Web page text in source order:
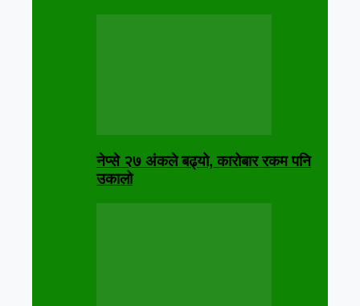
नेप्से २७ अंकले बढ्यो, कारोबार रकम पनि
उकालो